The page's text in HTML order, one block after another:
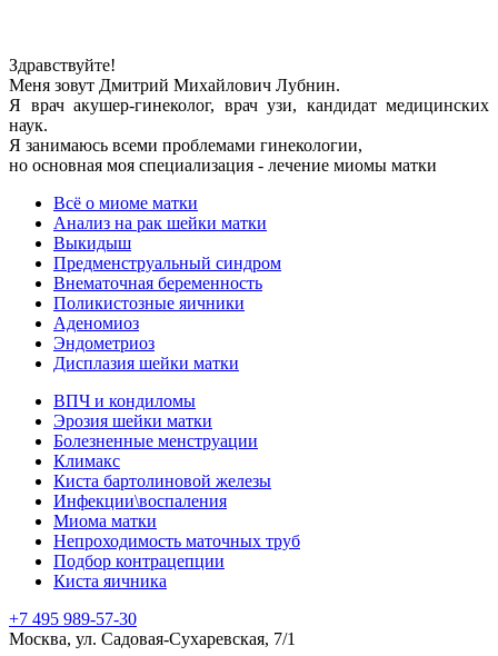
Здравствуйте!
Меня зовут Дмитрий Михайлович Лубнин.
Я врач акушер-гинеколог, врач узи, кандидат медицинских
наук.
Я занимаюсь всеми проблемами гинекологии,
но основная моя специализация - лечение миомы матки
Всё о миоме матки
Анализ на рак шейки матки
Выкидыш
Предменструальный синдром
Внематочная беременность
Поликистозные яичники
Аденомиоз
Эндометриоз
Дисплазия шейки матки
ВПЧ и кондиломы
Эрозия шейки матки
Болезненные менструации
Климакс
Киста бартолиновой железы
Инфекции\воспаления
Миома матки
Непроходимость маточных труб
Подбор контрацепции
Киста яичника
+7 495 989-57-30
Москва, ул. Садовая-Сухаревская, 7/1